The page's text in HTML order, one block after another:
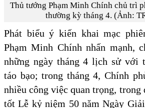
Thủ tướng Phạm Minh Chính chủ trì
thường kỳ tháng 4. (Ảnh:
Phát biểu ý kiến khai mạc
Phạm Minh Chính nhấn mạnh,
những ngày tháng 4 lịch sử với
táo bạo; trong tháng 4, Chính
nhiều công việc quan trọng, trong
tốt Lễ kỷ niệm 50 năm Ngày